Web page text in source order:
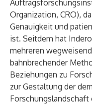
Organization, CRO),
Genauigkeit und
ist. Seitdem hat
mehreren
bahnbrechender
Beziehungen zu
zur Gestaltung der